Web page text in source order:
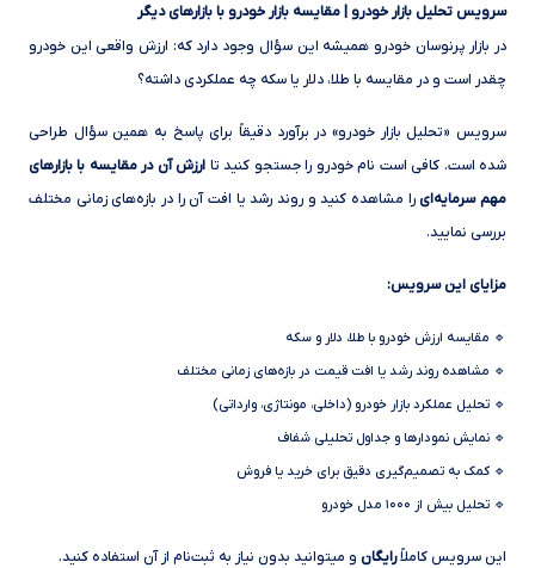
سرویس تحلیل بازار خودرو | مقایسه بازار خودرو با بازارهای دیگر
در بازار پرنوسان خودرو همیشه این سؤال وجود دارد که: ارزش واقعی این خودرو
چقدر است و در مقایسه با طلا، دلار یا سکه چه عملکردی داشته؟
سرویس «تحلیل بازار خودرو» در برآورد دقیقاً برای پاسخ به همین سؤال طراحی
شده است. کافی است نام خودرو را جستجو کنید تا ارزش آن در مقایسه با بازارهای
مهم سرمایه‌ایرا مشاهده کنید و روند رشد یا افت آن را در بازه‌های زمانی مختلف
بررسی نمایید.
مزایای این سرویس:
🔹 مقایسه ارزش خودرو با طلا، دلار و سکه
🔹 مشاهده روند رشد یا افت قیمت در بازه‌های زمانی مختلف
🔹 تحلیل عملکرد بازار خودرو (داخلی، مونتاژی، وارداتی)
🔹 نمایش نمودارها و جداول تحلیلی شفاف
🔹 کمک به تصمیم‌گیری دقیق برای خرید یا فروش
🔹 تحلیل بیش از ۱۰۰۰ مدل خودرو
این سرویس کاملاًرایگان و میتوانید بدون نیاز به ثبت‌نام از آن استفاده کنید.